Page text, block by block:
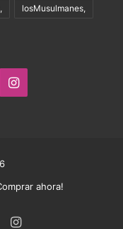
losMusulmanes,
Instagram
ahora!
Instagram